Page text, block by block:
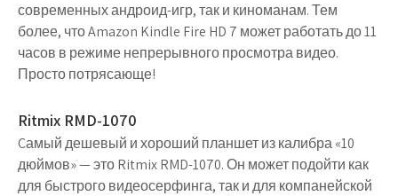
современных андроид-игр, так и киноманам. Тем
более, что Amazon Kindle Fire HD 7 может работать до 11
часов в режиме непрерывного просмотра видео.
Просто потрясающе!
Ritmix RMD-1070
Cамый дешевый и хороший планшет из калибра «10
дюймов» — этоRitmix RMD-1070. Он может подойти как
для быстрого видеосерфинга, так и для компанейской